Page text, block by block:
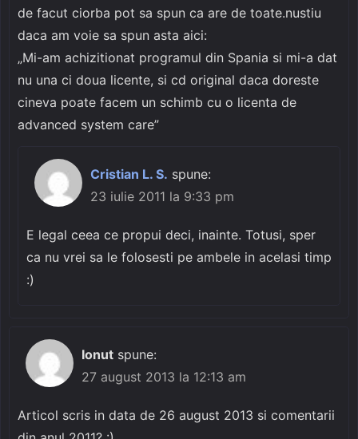
de facut ciorba pot sa spun ca are de toate.nustiu
daca am voie sa spun asta aici:
„Mi-am achizitionat programul din Spania si mi-a dat
nu una ci doua licente, si cd original daca doreste
cineva poate facem un schimb cu o licenta de
advanced system care”
Cristian L. S. spune:
23 iulie 2011 la 9:33 pm
E legal ceea ce propui deci, inainte. Totusi, sper
ca nu vrei sa le folosesti pe ambele in acelasi timp
:)
Ionut spune:
27 august 2013 la 12:13 am
Articol scris in data de 26 august 2013 si comentarii